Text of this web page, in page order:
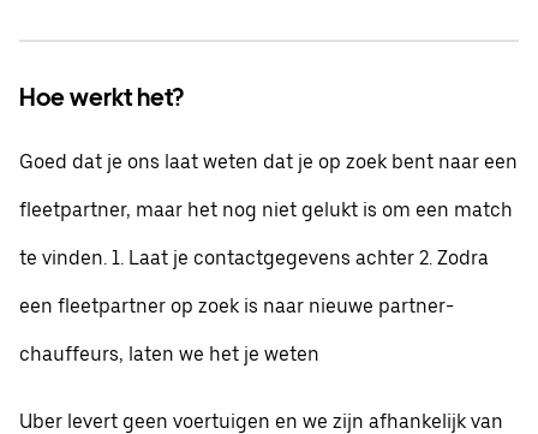
Hoe werkt het?
Goed dat je ons laat weten dat je op zoek bent naar een
fleetpartner, maar het nog niet gelukt is om een match
te vinden. 1. Laat je contactgegevens achter 2. Zodra
een fleetpartner op zoek is naar nieuwe partner-
chauffeurs, laten we het je weten
Uber levert geen voertuigen en we zijn afhankelijk van